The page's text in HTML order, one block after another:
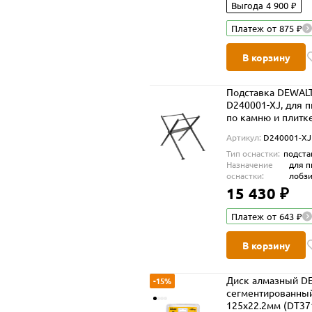
Выгода 4 900 ₽
Платеж от 875 ₽
В корзину
Подставка
D240001-XJ, для
по камню и
Артикул: D240001-XJ
Тип оснастки:
Назначение
оснастки:
для
15 430 ₽
Платеж от 643 ₽
В корзину
-15%
Диск алмазный
125х22.2мм